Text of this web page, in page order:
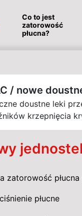
Co to jest
zatorowość
płucna?
/ nowe
doustne leki
krzepnięcia
zatorowość
płucne